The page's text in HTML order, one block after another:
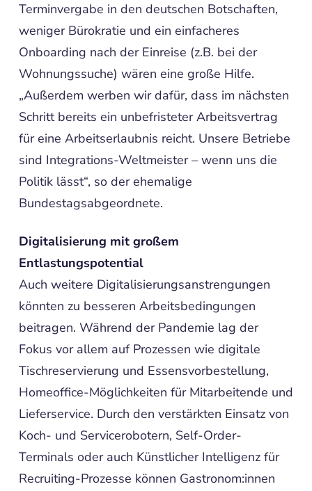
Terminvergabe in den deutschen Botschaften,
weniger Bürokratie und ein einfacheres
Onboarding nach der Einreise (z.B. bei der
Wohnungssuche) wären eine große Hilfe.
„Außerdem werben wir dafür, dass im nächsten
Schritt bereits ein unbefristeter Arbeitsvertrag
für eine Arbeitserlaubnis reicht. Unsere Betriebe
sind Integrations-Weltmeister – wenn uns die
Politik lässt“, so der ehemalige
Bundestagsabgeordnete.
Digitalisierung mit großem
Entlastungspotential
Auch weitere Digitalisierungsanstrengungen
könnten zu besseren Arbeitsbedingungen
beitragen. Während der Pandemie lag der
Fokus vor allem auf Prozessen wie digitale
Tischreservierung und Essensvorbestellung,
Homeoffice-Möglichkeiten für Mitarbeitende und
Lieferservice. Durch den verstärkten Einsatz von
Koch- und Servicerobotern, Self-Order-
Terminals oder auch Künstlicher Intelligenz für
Recruiting-Prozesse können Gastronom:innen